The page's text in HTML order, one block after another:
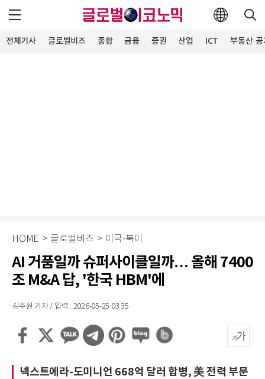
전체기사 글로벌비즈 종합 금융 증권 산업 ICT 부동산·
HOME > 글로벌비즈 > 미국·북미
AI 거품일까 슈퍼사이클일까… 올해 7400
조 M&A 답, '한국 HBM'에
김주원 기자 / 입력 : 2026-05-25 03:35
넥스트에라-도미니언 668억 달러 합병, 美 전력 부문